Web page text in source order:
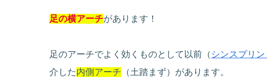
足の横アーチがあります！
足のアーチでよく効くものとして以前（ シンスプリ
介した内側アーチ （土踏まず）があります。